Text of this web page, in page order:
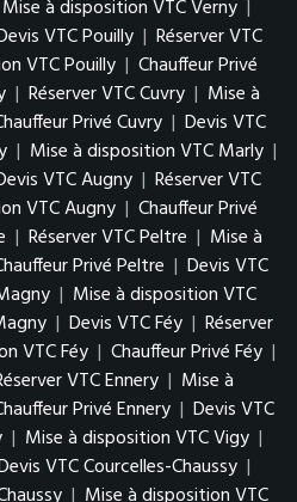
Mise à disposition VTC Verny |
VTC Pouilly | Réserver VTC
VTC Pouilly | Chauffeur Privé
| Réserver VTC Cuvry | Mise à
Privé Cuvry | Devis VTC
| Mise à disposition VTC Marly |
VTC Augny | Réserver VTC
VTC Augny | Chauffeur Privé
| Réserver VTC Peltre | Mise à
Privé Peltre | Devis VTC
| Mise à disposition VTC
| Devis VTC Féy | Réserver
VTC Féy | Chauffeur Privé Féy |
VTC Ennery | Mise à
Privé Ennery | Devis VTC
| Mise à disposition VTC Vigy |
VTC Courcelles-Chaussy |